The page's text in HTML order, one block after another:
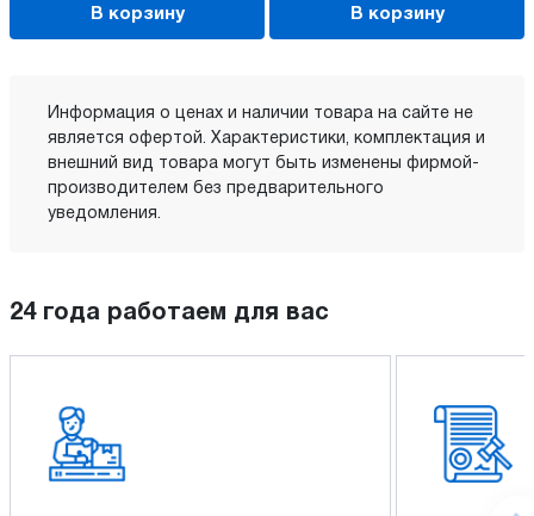
В корзину В корзину
Информация о ценах и наличии товара на сайте не
является офертой. Характеристики, комплектация и
внешний вид товара могут быть изменены фирмой-
производителем без предварительного
уведомления.
24 года работаем для вас